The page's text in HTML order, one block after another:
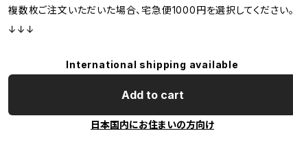
複数枚ご注文いただいた場合、宅急便1000円を選択してください。
↓↓↓
International shipping available
Add to cart
日本国内にお住まいの方向け